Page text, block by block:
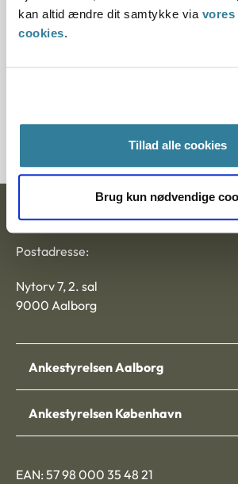
kan altid ændre dit samtykke via vores
cookies.
Tillad alle cookies
Brug kun nødvendige
Paragraf
3600012-10
Ankestyrelsen
Postadresse:
Nytorv 7, 2. sal
9000 Aalborg
Ankestyrelsen Aalborg
Ankestyrelsen København
EAN: 57 98 000 35 48 21